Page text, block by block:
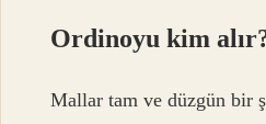
Ordinoyu kim
Mallar tam ve düzgün bir